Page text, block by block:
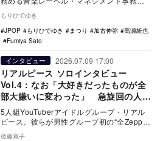
もりひでゆき
JPOP
もりひでゆき まつり 加古伸弥
高瀬統也
Fumiya Sato
インタビュー 2026.07.09 17:00
リアルピース ソロインタビュー
Vol.4：なお「大好きだったものが全
部大嫌いに変わった」 急旋回の人生
と音楽の才能
5人組YouTuberアイドルグループ・リアル
ピース。彼らが男性グループ初の“全Zepp制
覇ツアー”を開催中だ。この全Zeppツ…
後藤寛子